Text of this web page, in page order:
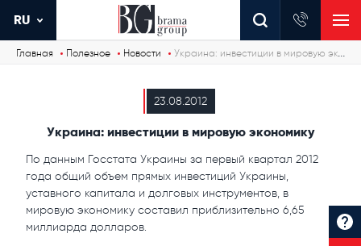
RU
Главная Полезное Новости Украина: инвестиции в мировую экономику
23.08.2012
Украина: инвестиции в мировую экономику
По данным Госстата Украины за первый квартал 2012
года общий объем прямых инвестиций Украины,
уставного капитала и долговых инструментов, в
мировую экономику составил приблизительно 6,65
миллиарда долларов.